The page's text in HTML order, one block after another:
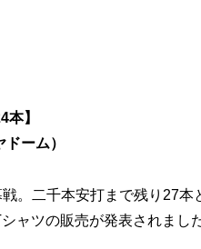
】
ーム）
。二千本安打まで残り27本
ャツの販売が発表されました